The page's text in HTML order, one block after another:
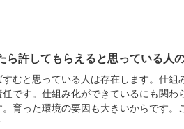
ら許してもらえると思っている人
すむと思っている人は存在します。仕組
任です。仕組み化ができているにも関わ
。育った環境の要因も大きいからです。